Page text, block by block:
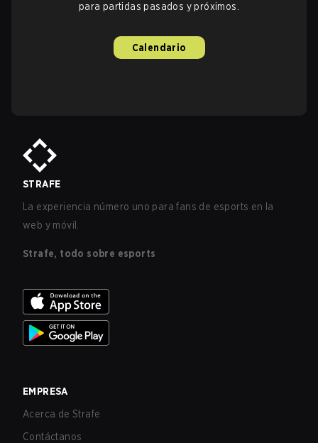
para partidas pasados y próximos.
Calendario
STRAFE
La experiencia número uno para fans de esports en la
web y móvil.
Strafe, todo sobre esports
EMPRESA
Acerca de Strafe
Contáctanos